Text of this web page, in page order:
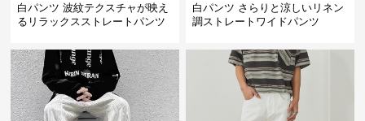
白パンツ 波紋テクスチャが映え
るリラックスストレートパンツ
白パンツ さらりと涼しいリネン
調ストレートワイドパンツ